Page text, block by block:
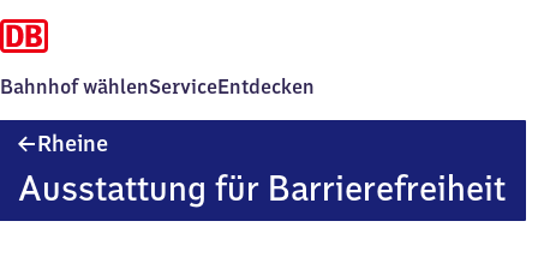
Bahnhof wählenServiceEntdecken
Rheine
Ausstattung für Barrierefreiheit